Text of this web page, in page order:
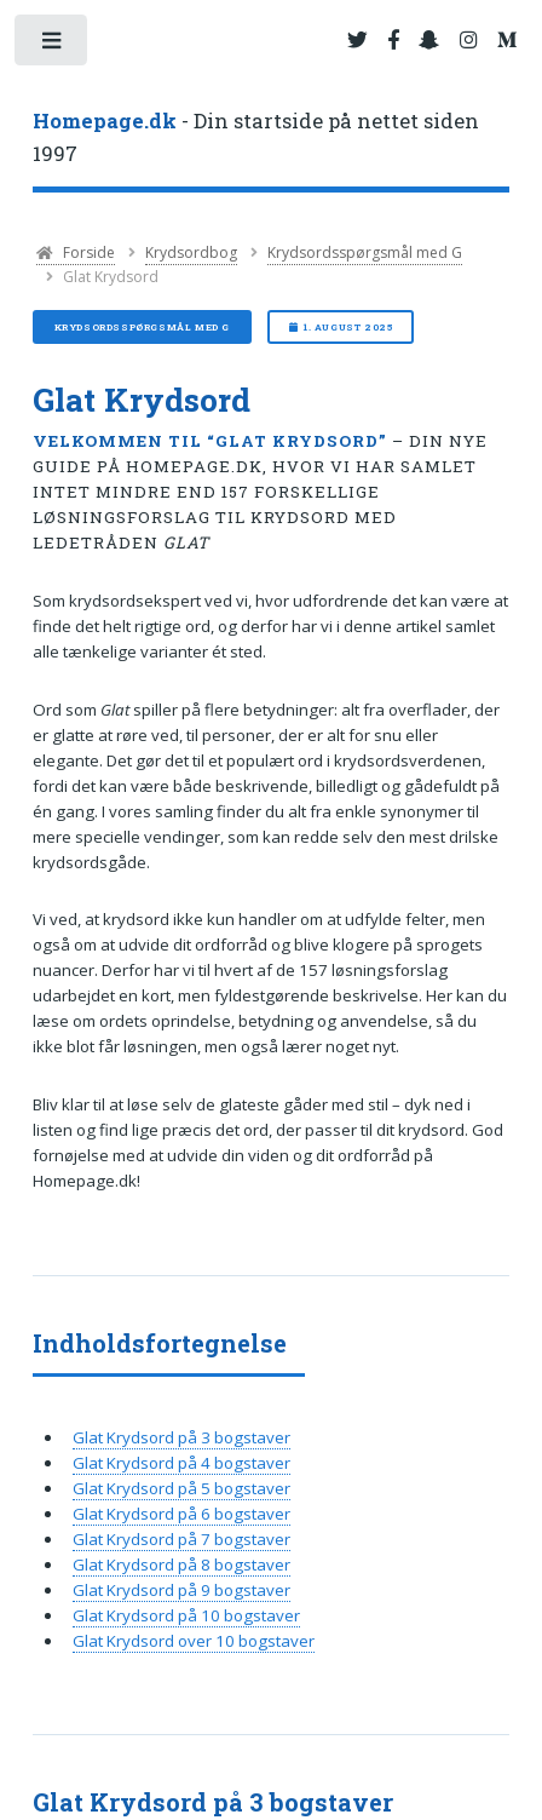
Homepage.dk - Din startside på nettet siden
1997
Forside Krydsordbog
Krydsordsspørgsmål med G
Glat Krydsord
KRYDSORDSSPØRGSMÅL MED G 1. AUGUST 2025
Glat Krydsord
VELKOMMEN TIL “GLAT KRYDSORD” – DIN NYE
GUIDE PÅ HOMEPAGE.DK, HVOR VI HAR SAMLET
INTET MINDRE END 157 FORSKELLIGE
LØSNINGSFORSLAG TIL KRYDSORD MED
LEDETRÅDEN GLAT
Som krydsordsekspert ved vi, hvor udfordrende det kan være at
finde det helt rigtige ord, og derfor har vi i denne artikel samlet
alle tænkelige varianter ét sted.
Ord som Glatspiller på flere betydninger: alt fra overflader, der
er glatte at røre ved, til personer, der er alt for snu eller
elegante. Det gør det til et populært ord i krydsordsverdenen,
fordi det kan være både beskrivende, billedligt og gådefuldt på
én gang. I vores samling finder du alt fra enkle synonymer til
mere specielle vendinger, som kan redde selv den mest drilske
krydsordsgåde.
Vi ved, at krydsord ikke kun handler om at udfylde felter, men
også om at udvide dit ordforråd og blive klogere på sprogets
nuancer. Derfor har vi til hvert af de 157 løsningsforslag
udarbejdet en kort, men fyldestgørende beskrivelse. Her kan du
læse om ordets oprindelse, betydning og anvendelse, så du
ikke blot får løsningen, men også lærer noget nyt.
Bliv klar til at løse selv de glateste gåder med stil – dyk ned i
listen og find lige præcis det ord, der passer til dit krydsord. God
fornøjelse med at udvide din viden og dit ordforråd på
Homepage.dk!
Glat Krydsord på 3 bogstaver
Indholdsfortegnelse
Glat Krydsord på 3 bogstaver
Glat Krydsord på 4 bogstaver
Glat Krydsord på 5 bogstaver
Glat Krydsord på 6 bogstaver
Glat Krydsord på 7 bogstaver
Glat Krydsord på 8 bogstaver
Glat Krydsord på 9 bogstaver
Glat Krydsord på 10 bogstaver
Glat Krydsord over 10 bogstaver